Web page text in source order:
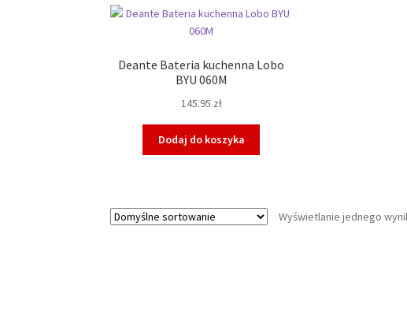
Deante Bateria kuchenna Lobo
BYU 060M
145.95 zł
Dodaj do koszyka
Wyświetlanie jednego